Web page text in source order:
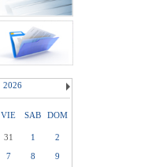
2026
VIE SAB DOM
31 1
2
7 8 9